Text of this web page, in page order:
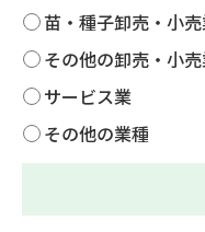
苗・種子卸売・小
その他の卸売・小
サービス業
その他の業種